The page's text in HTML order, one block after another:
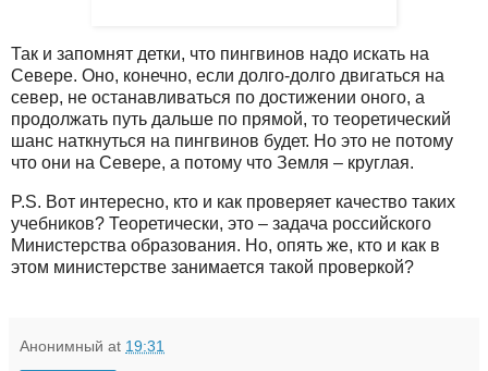
Так и запомнят детки, что пингвинов надо искать на
Севере. Оно, конечно, если долго-долго двигаться на
север, не останавливаться по достижении оного, а
продолжать путь дальше по прямой, то теоретический
шанс наткнуться на пингвинов будет. Но это не потому
что они на Севере, а потому что Земля – круглая.
P.S. Вот интересно, кто и как проверяет качество таких
учебников? Теоретически, это – задача российского
Министерства образования. Но, опять же, кто и как в
этом министерстве занимается такой проверкой?
Анонимный at 19:31